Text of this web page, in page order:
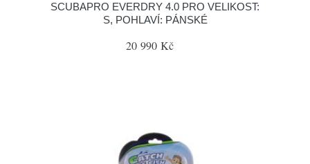
SCUBAPRO EVERDRY 4.0 PRO VELIKOST:
S, POHLAVÍ: PÁNSKÉ
20 990 Kč